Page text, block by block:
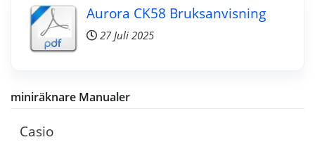
Aurora CK58 Bruksanvisning
27 Juli 2025
miniräknare Manualer
Casio